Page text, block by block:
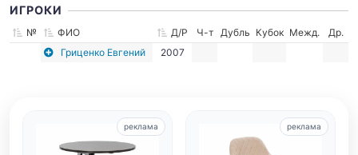
ИГРОКИ
№ ФИО Д/Р Ч-т Дубль Кубок Межд.
Др.
Гриценко Евгений
2007
реклама реклама